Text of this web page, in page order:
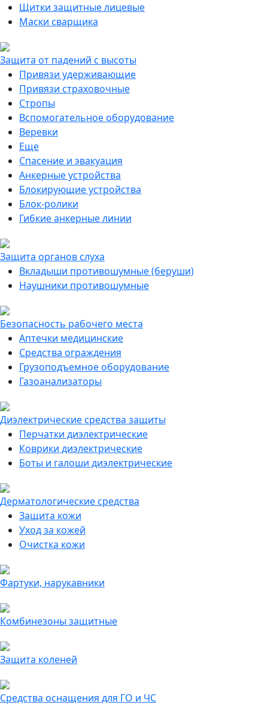
Щитки защитные лицевые
Маски сварщика
Защита от падений с высоты
Привязи удерживающие
Привязи страховочные
Стропы
Вспомогательное оборудование
Веревки
Еще
Спасение и эвакуация
Анкерные устройства
Блокирующие устройства
Блок-ролики
Гибкие анкерные линии
Защита органов слуха
Вкладыши противошумные (беруши)
Наушники противошумные
Безопасность рабочего места
Аптечки медицинские
Средства ограждения
Грузоподъемное оборудование
Газоанализаторы
Диэлектрические средства защиты
Перчатки диэлектрические
Коврики диэлектрические
Боты и галоши диэлектрические
Дерматологические средства
Защита кожи
Уход за кожей
Очистка кожи
Фартуки, нарукавники
Комбинезоны защитные
Защита коленей
Средства оснащения для ГО и ЧС